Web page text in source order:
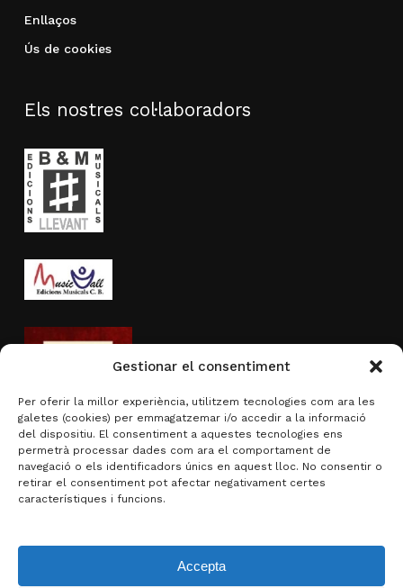
Gestionar el consentiment
Per oferir la millor experiència, utilitzem tecnologies com ara les
galetes (cookies) per emmagatzemar i/o accedir a la informació
del dispositiu. El consentiment a aquestes tecnologies ens
permetrà processar dades com ara el comportament de
navegació o els identificadors únics en aquest lloc. No consentir o
retirar el consentiment pot afectar negativament certes
característiques i funcions.
Accepta
Enllaços
Ús de cookies
Els nostres col·laboradors
Activitat subvencionada per